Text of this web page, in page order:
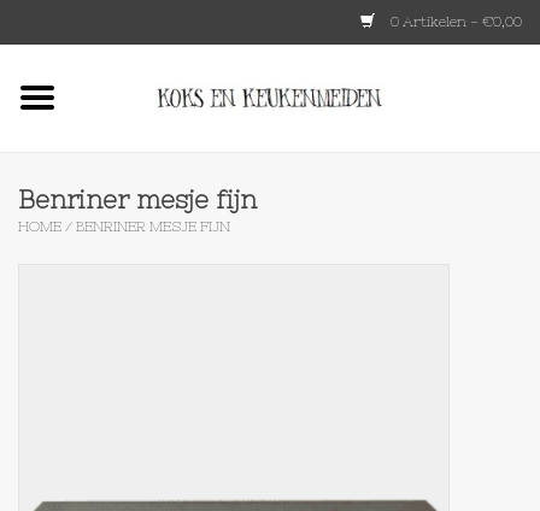
0 Artikelen - €0,00
Benriner mesje fijn
HOME / BENRINER MESJE FIJN